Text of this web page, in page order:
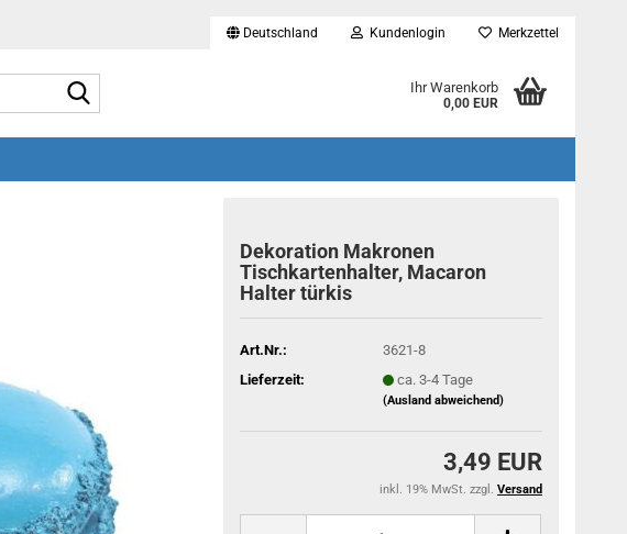
Deutschland Kundenlogin Merkzettel
Ihr Warenkorb
0,00 EUR
Dekoration Makronen
Tischkartenhalter, Macaron
Halter türkis
Art.Nr.:
3621-8
Lieferzeit:
ca. 3-4 Tage
(Ausland abweichend)
3,49 EUR
inkl. 19% MwSt. zzgl. Versand